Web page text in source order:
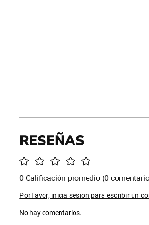
0 Calificación promedio (0
Por favor, inicia sesión para escribir un
No hay comentarios.